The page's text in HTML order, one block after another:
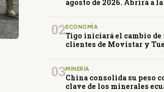
agosto de 2026. Abrirá a la
02 ECONOMÍA
Tigo iniciará el cambio de
clientes de Movistar y
03MINERÍA
China consolida su peso
clave de los minerales